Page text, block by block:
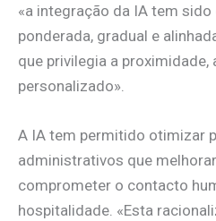
«a integração da IA tem
ponderada, gradual e
que privilegia a proximidade,
personalizado».
A IA tem permitido otimizar
administrativos que
comprometer o contacto
hospitalidade. «Esta